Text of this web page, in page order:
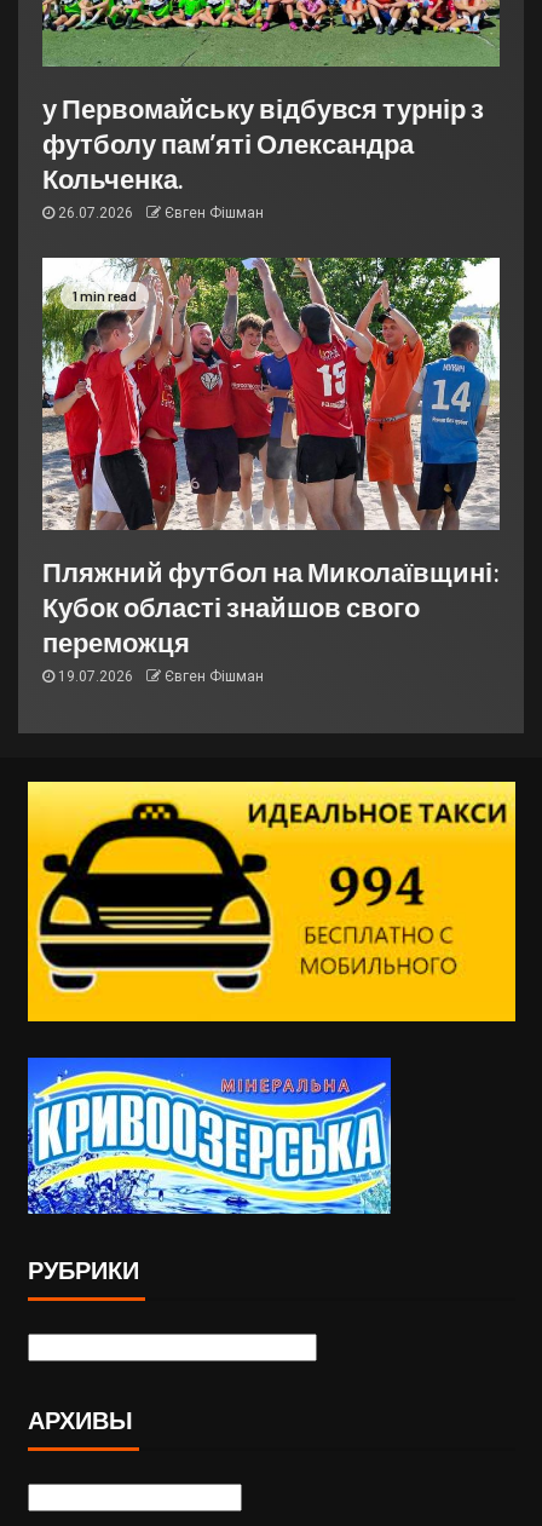
у Первомайську відбувся турнір з
футболу пам’яті Олександра
Кольченка.
26.07.2026 Євген Фішман
1 min read
Пляжний футбол на Миколаївщині:
Кубок області знайшов свого
переможця
19.07.2026 Євген Фішман
РУБРИКИ
АРХИВЫ